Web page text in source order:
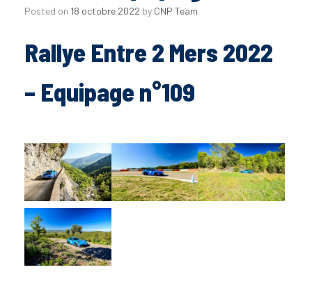
Posted on 18 octobre 2022 by CNP Team
Rallye Entre 2 Mers 2022
– Equipage n°109